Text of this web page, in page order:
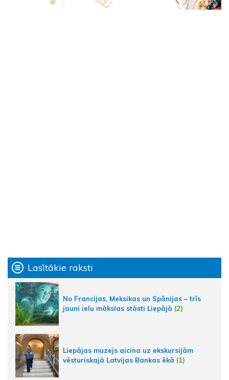
Lasītākie raksti
No Francijas, Meksikas un Spānijas – trīs
jauni ielu mākslas stāsti Liepājā (2)
Liepājas muzejs aicina uz ekskursijām
vēsturiskajā Latvijas Bankas ēkā (1)